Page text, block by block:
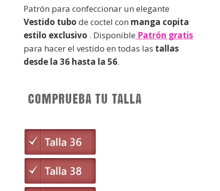
Patrón para confeccionar un elegante
Vestido tubo de coctel con manga copita
estilo exclusivo . Disponible Patrón gratis
para hacer el vestido en todas las tallas
desde la 36 hasta la 56.